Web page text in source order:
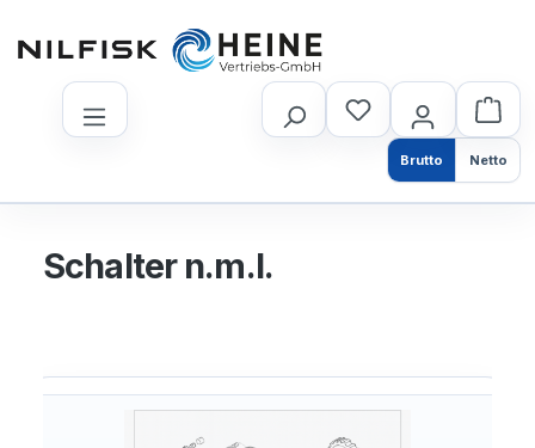
Brutto Netto
Schalter n.m.l.